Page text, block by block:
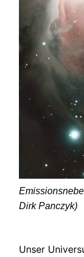
Dirk Panczyk)
Unser